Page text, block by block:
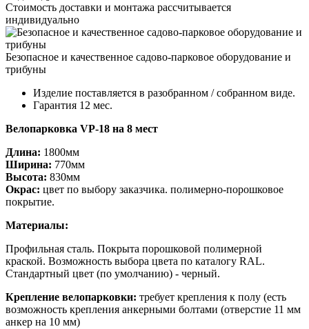
Стоимость доставки и монтажа рассчитывается
индивидуально
Безопасное и качественное садово-парковое оборудование и
трибуны
Изделие поставляется в разобранном / собранном виде.
Гарантия 12 мес.
Велопарковка VP-18 на 8 мест
Длина: 1800мм
Ширина: 770мм
Высота: 830мм
Окрас: цвет по выбору заказчика. полимерно-порошковое
покрытие.
Материалы:
Профильная сталь. Покрыта порошковой полимерной
краской. Возможность выбора цвета по каталогу RAL.
Стандартный цвет (по умолчанию) - черный.
Крепление велопарковки: требует крепления к полу (есть
возможность крепления анкерными болтами (отверстие 11 мм
анкер на 10 мм)